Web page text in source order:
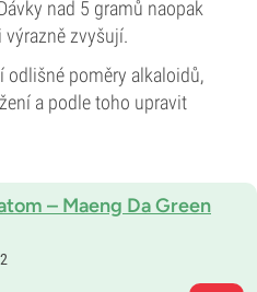
nad 5 gramů naopak
zvyšují.
odlišné poměry alkaloidů,
a podle toho upravit
– Maeng Da Green